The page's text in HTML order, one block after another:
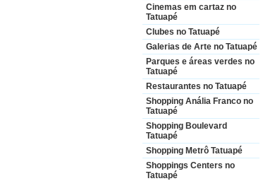
Cinemas em cartaz no
Tatuapé
Clubes no Tatuapé
Galerias de Arte no Tatuapé
Parques e áreas verdes no
Tatuapé
Restaurantes no Tatuapé
Shopping Anália Franco no
Tatuapé
Shopping Boulevard
Tatuapé
Shopping Metrô Tatuapé
Shoppings Centers no
Tatuapé